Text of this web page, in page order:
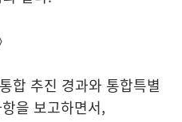
합 추진 경과와 통합특별
을 보고하면서,